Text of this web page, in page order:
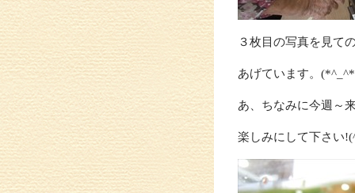
３枚目の写真を見て
あげています。
あ、ちなみに今週～
楽しみにして下さい